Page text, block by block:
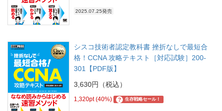
2025.07.25発売
シスコ技術者認定教科書 挫折なしで最短合
格！CCNA 攻略テキスト［対応試験］200-
301【PDF版】
3,630円（税込）
1,320pt (40%) ? 生存戦略セール！